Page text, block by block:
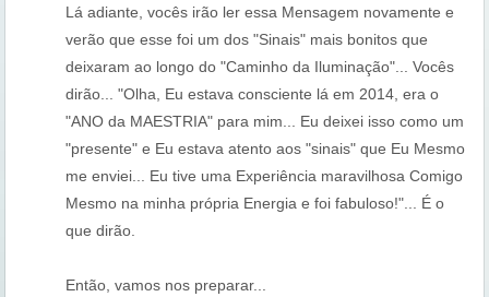
Lá adiante, vocês irão ler essa Mensagem novamente e
verão que esse foi um dos "Sinais" mais bonitos que
deixaram ao longo do "Caminho da Iluminação"... Vocês
dirão... "Olha, Eu estava consciente lá em 2014, era o
"ANO da MAESTRIA" para mim... Eu deixei isso como um
"presente" e Eu estava atento aos "sinais" que Eu Mesmo
me enviei... Eu tive uma Experiência maravilhosa Comigo
Mesmo na minha própria Energia e foi fabuloso!"... É o
que dirão.
Então, vamos nos preparar...